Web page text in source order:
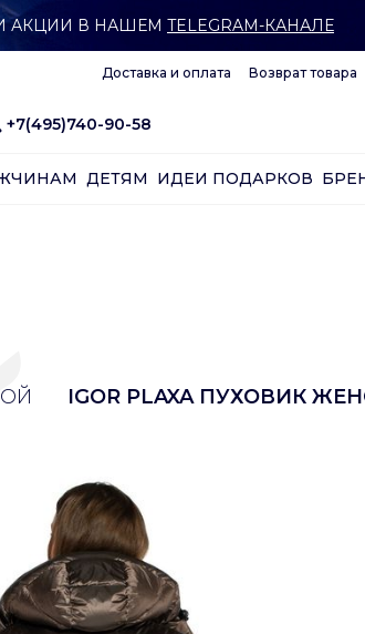
АКЦИИ В НАШЕМ TELEGRAM-КАНАЛЕ
Доставка и оплата Возврат товара
+7(495)740-90-58
ДЕТЯМ ИДЕИ ПОДАРКОВ
IGOR PLAXA ПУХОВИК